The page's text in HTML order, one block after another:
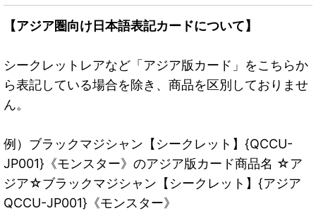
【アジア圏向け日本語表記カードについて】
シークレットレアなど「アジア版カード」をこちらか
ら表記している場合を除き、商品を区別しておりませ
ん。
例）ブラックマジシャン【シークレット】{QCCU-
JP001}《モンスター》のアジア版カード商品名 ☆ア
ジア☆ブラックマジシャン【シークレット】{アジア
QCCU-JP001}《モンスター》